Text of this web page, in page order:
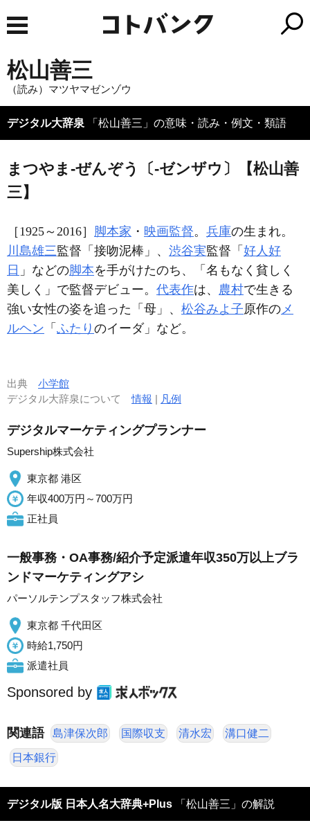
松山善三
（読み）マツヤマゼンゾウ
デジタル大辞泉 「松山善三」の意味・読み・例文・類語
まつやま‐ぜんぞう〔‐ゼンザウ〕【松山善
三】
［1925～2016］ 脚本家 ・ 映画監督。 兵庫の生まれ。
川島雄三監督「接吻泥棒」、 渋谷実監督「 好人好
日 」などの脚本を手がけたのち、「名もなく貧しく
美しく」で監督デビュー。 代表作は、 農村で生きる
強い女性の姿を追った「母」、 松谷みよ子原作のメ
ルヘン 「 ふたり のイーダ」など。
出典 小学館
デジタル大辞泉について情報 | 凡例
デジタルマーケティングプランナー
Supership株式会社
東京都 港区
年収400万円～700万円
正社員
一般事務・OA事務/紹介予定派遣年収350万以上ブラ
ンドマーケティングアシ
パーソルテンプスタッフ株式会社
東京都 千代田区
時給1,750円
派遣社員
Sponsored by
関連語 島津保次郎 国際収支 清水宏 溝口健二
日本銀行
デジタル版 日本人名大辞典+Plus 「松山善三」の解説